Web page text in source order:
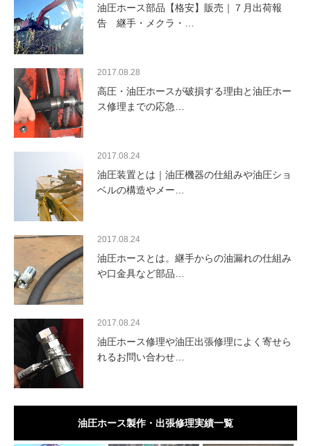
油圧ホース部品【格安】販売｜７月出荷報
告 継手・メクラ・…
2017.08.28
高圧・油圧ホースが破損する理由と油圧ホー
ス修理までの応急…
2017.08.24
油圧装置とは｜油圧機器の仕組みや油圧ショ
ベルの構造やメー…
2017.08.24
油圧ホースとは。継手からの油漏れの仕組み
や口金具など部品…
2017.08.24
油圧ホース修理や油圧出張修理によく寄せら
れるお問い合わせ…
油圧ホース製作・出張修理実績一覧